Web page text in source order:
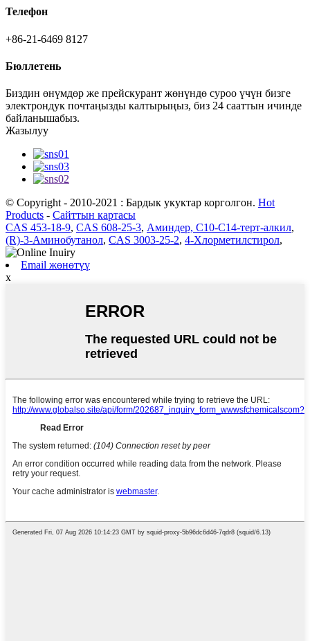
Телефон
+86-21-6469 8127
Бюллетень
Биздин өнүмдөр же прейскурант жөнүндө суроо үчүн бизге
электрондук почтаңызды калтырыңыз, биз 24 сааттын ичинде
байланышабыз.
Жазылуу
© Copyright - 2010-2021 : Бардык укуктар корголгон. Hot
Products - Сайттын картасы
CAS 453-18-9, CAS 608-25-3, Аминдер, С10-С14-терт-алкил,
(R)-3-Аминобутанол, CAS 3003-25-2, 4-Хлорметилстирол,
Email жөнөтүү
x